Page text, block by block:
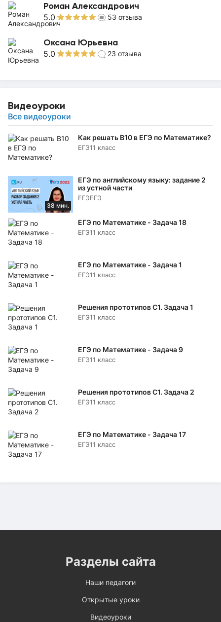
Роман Александрович
5.0 53 отзыва
Оксана Юрьевна
5.0 23 отзыва
Видеоуроки
Все видеоуроки
Как решать B10 в ЕГЭ по Математике?
ЕГЭ11 класс
38 мин.
ЕГЭ по английскому языку: задание 2
из устной части
ЕГЭЕГЭ
ЕГЭ по Математике - Задача 18
ЕГЭ11 класс
ЕГЭ по Математике - Задача 1
ЕГЭ11 класс
Решения прототипов C1. Задача 1
ЕГЭ11 класс
ЕГЭ по Математике - Задача 9
ЕГЭ11 класс
Решения прототипов C1. Задача 2
ЕГЭ11 класс
ЕГЭ по Математике - Задача 17
ЕГЭ11 класс
Разделы сайта
Наши педагоги
Открытые уроки
Видеоуроки